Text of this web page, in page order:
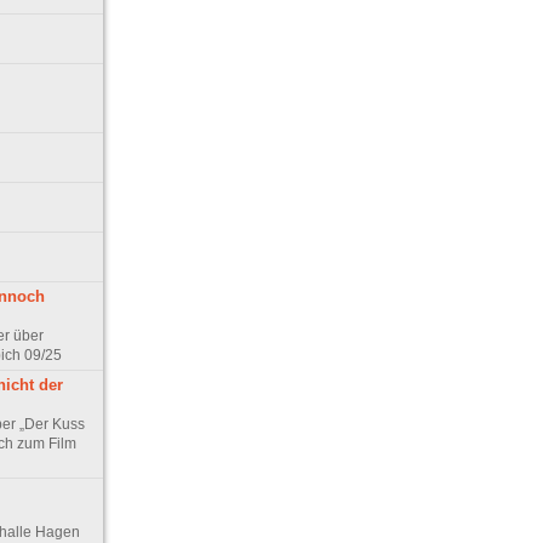
über
09/25
der
„Der Kuss
zum Film
Hagen